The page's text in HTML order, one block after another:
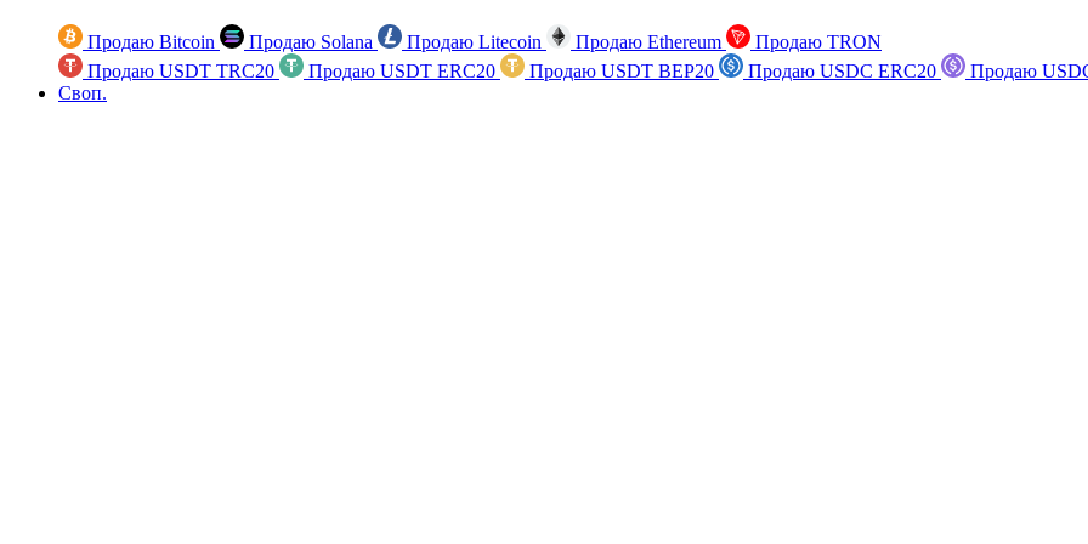
Продаю Bitcoin Продаю Solana Продаю Litecoin Продаю Ethereum
Продаю TRON
Продаю USDT TRC20
Продаю USDT ERC20 Продаю USDT BEP20 Продаю USDC ERC20
Продаю
Своп.